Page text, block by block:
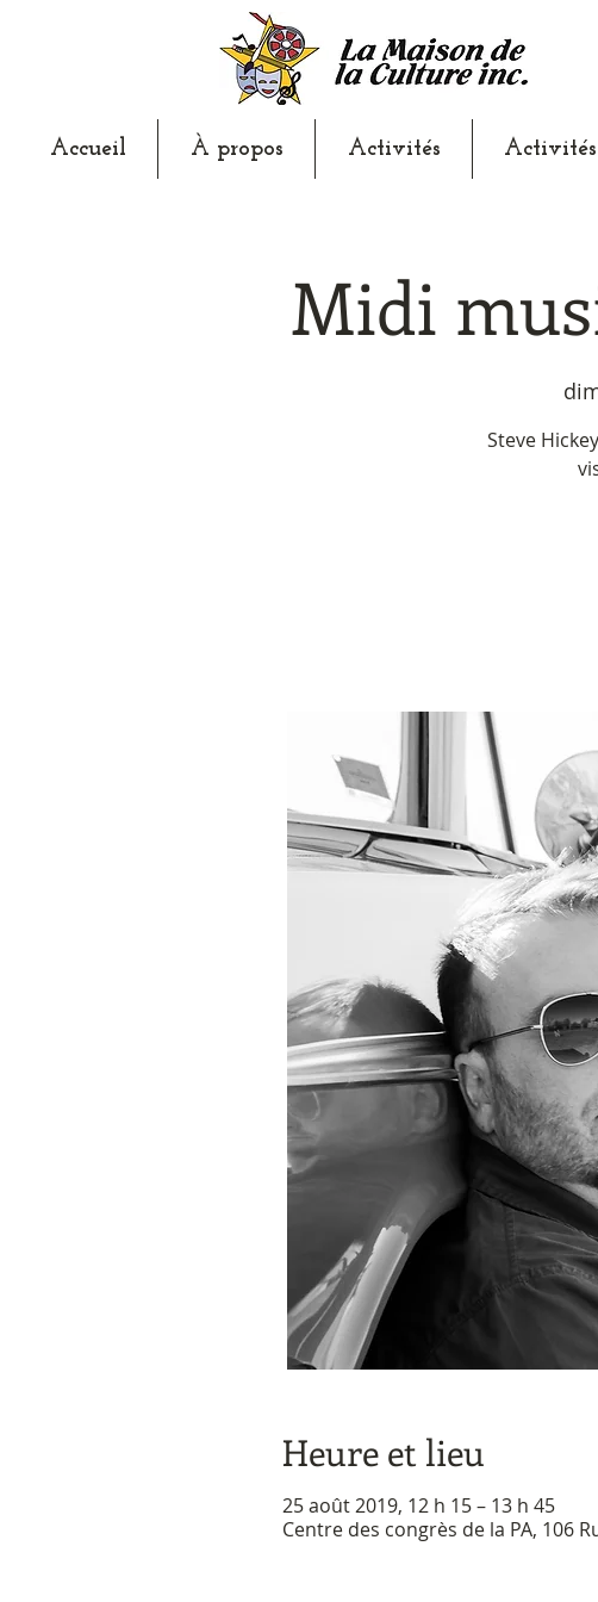
Accueil À propos Activités Activités
Midi
Steve
Heure et lieu
25 août 2019, 12 h 15 – 13 h 45
Centre des congrès de la PA, 106